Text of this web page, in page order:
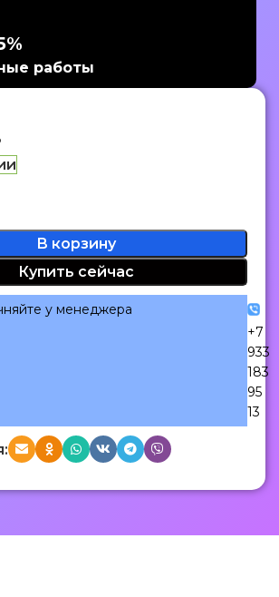
работы
В корзину
Купить сейчас
у менеджера
+7
933
183
95
13